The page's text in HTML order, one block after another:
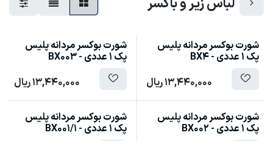
شورت بوکسر مردانه پلیس
پک 1 عددی - BX4
13,440,000ریال
شورت بوکسر مردانه پلیس
پک 1 عددی - BX003
13,440,000ریال
شورت بوکسر مردانه پلیس
پک 1 عددی - BX002
شورت بوکسر مردانه پلیس
پک 1 عددی - BX001/1